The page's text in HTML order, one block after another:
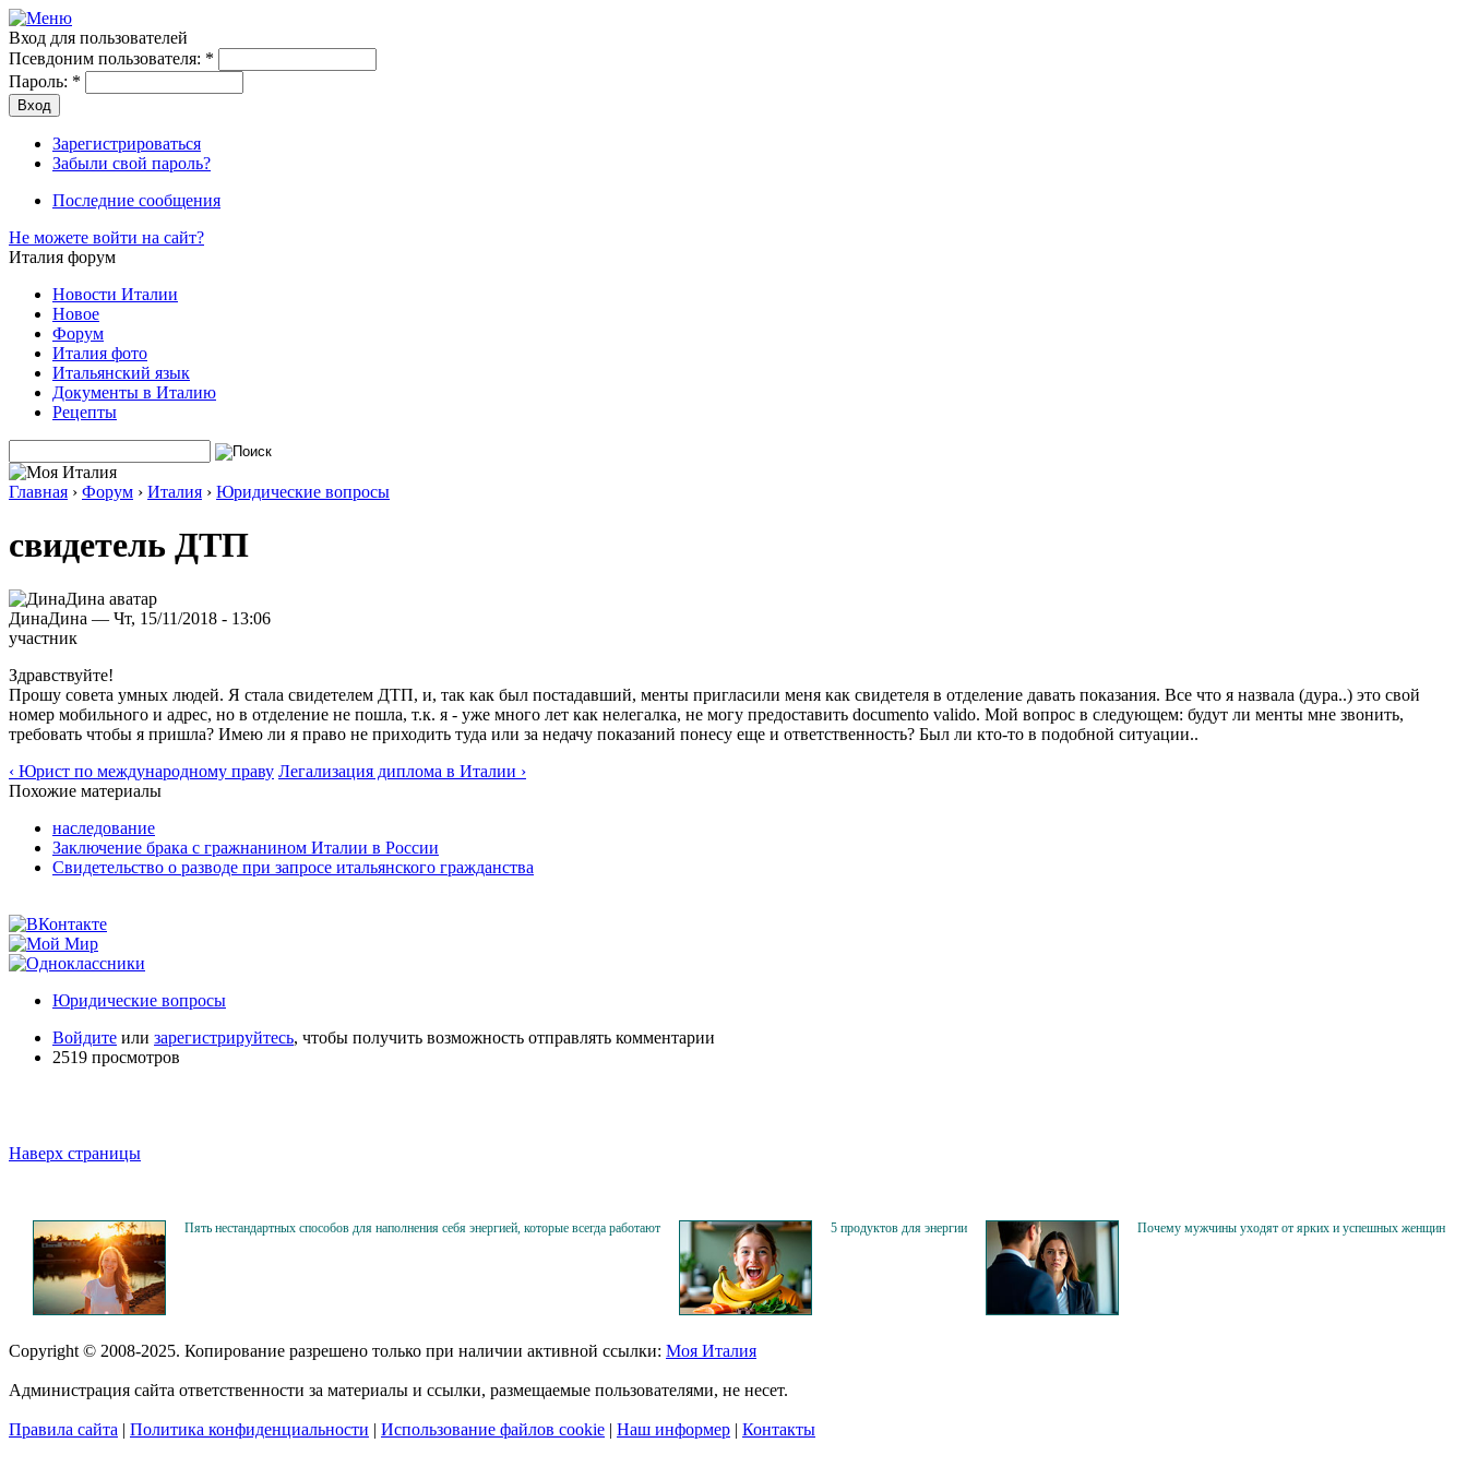
Вход для пользователей
Псевдоним пользователя: *
Пароль: *
Зарегистрироваться
Забыли свой пароль?
Последние сообщения
Не можете войти на сайт?
Италия форум
Новости Италии
Новое
Форум
Италия фото
Итальянский язык
Документы в Италию
Рецепты
Главная › Форум › Италия › Юридические вопросы
свидетель ДТП
ДинаДина — Чт, 15/11/2018 - 13:06
участник
Здравствуйте!
Прошу совета умных людей. Я стала свидетелем ДТП, и, так как был постадавший, менты пригласили меня как свидетеля в отделение давать показания. Все что я назвала (дура..) это свой
номер мобильного и адрес, но в отделение не пошла, т.к. я - уже много лет как нелегалка, не могу предоставить documento valido. Мой вопрос в следующем: будут ли менты мне звонить,
требовать чтобы я пришла? Имею ли я право не приходить туда или за недачу показаний понесу еще и ответственность? Был ли кто-то в подобной ситуации..
‹ Юрист по международному праву Легализация диплома в Италии ›
Похожие материалы
наследование
Заключение брака с гражнанином Италии в России
Свидетельство о разводе при запросе итальянского гражданства
Юридические вопросы
Войдите или зарегистрируйтесь, чтобы получить возможность отправлять комментарии
2519 просмотров
Наверх страницы
Пять нестандартных способов для наполнения себя энергией, которые всегда работают 5 продуктов для энергии Почему мужчины уходят от ярких и успешных женщин
Copyright © 2008-2025. Копирование разрешено только при наличии активной ссылки: Моя Италия
Администрация сайта ответственности за материалы и ссылки, размещаемые пользователями, не несет.
Правила сайта | Политика конфиденциальности | Использование файлов cookie | Наш информер | Контакты